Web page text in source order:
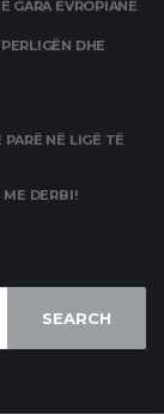
GARA EVROPIANE
DHE
NË LIGË TË
DERBI!
SEARCH